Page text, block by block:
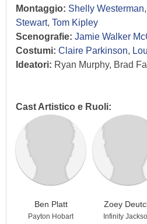
Montaggio: Shelly Westerman,
Stewart, Tom Kipley
Scenografie: Jamie Walker
Costumi: Claire Parkinson,
Ideatori: Ryan Murphy, Brad
Cast Artistico e Ruoli:
Ben Platt
Payton Hobart
Zoey
Infinity